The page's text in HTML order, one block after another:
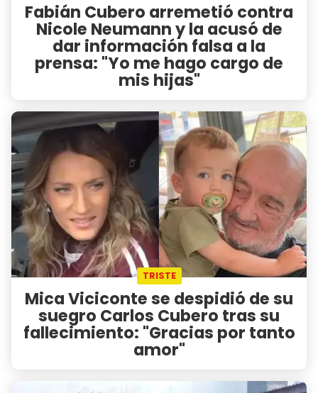
Fabián Cubero arremetió contra
Nicole Neumann y la acusó de
dar información falsa a la
prensa: "Yo me hago cargo de
mis hijas"
TRISTE
Mica Viciconte se despidió de su
suegro Carlos Cubero tras su
fallecimiento: "Gracias por tanto
amor"